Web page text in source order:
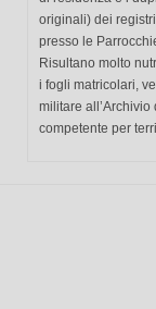
originali) dei
presso le
Risultano molto
i fogli matricolari,
militare all’Archivio
competente per